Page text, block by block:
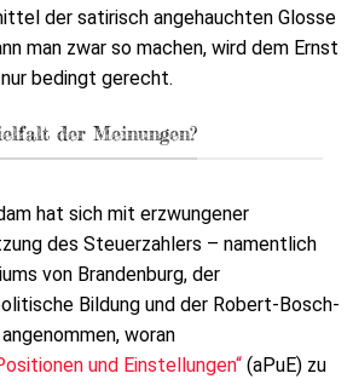
der satirisch angehauchten Glosse
man zwar so machen, wird dem Ernst
bedingt gerecht.
der Meinungen?
hat sich mit erzwungener
des Steuerzahlers – namentlich
von Brandenburg, der
Bildung und der Robert-Bosch-
woran
und Einstellungen“ (aPuE) zu